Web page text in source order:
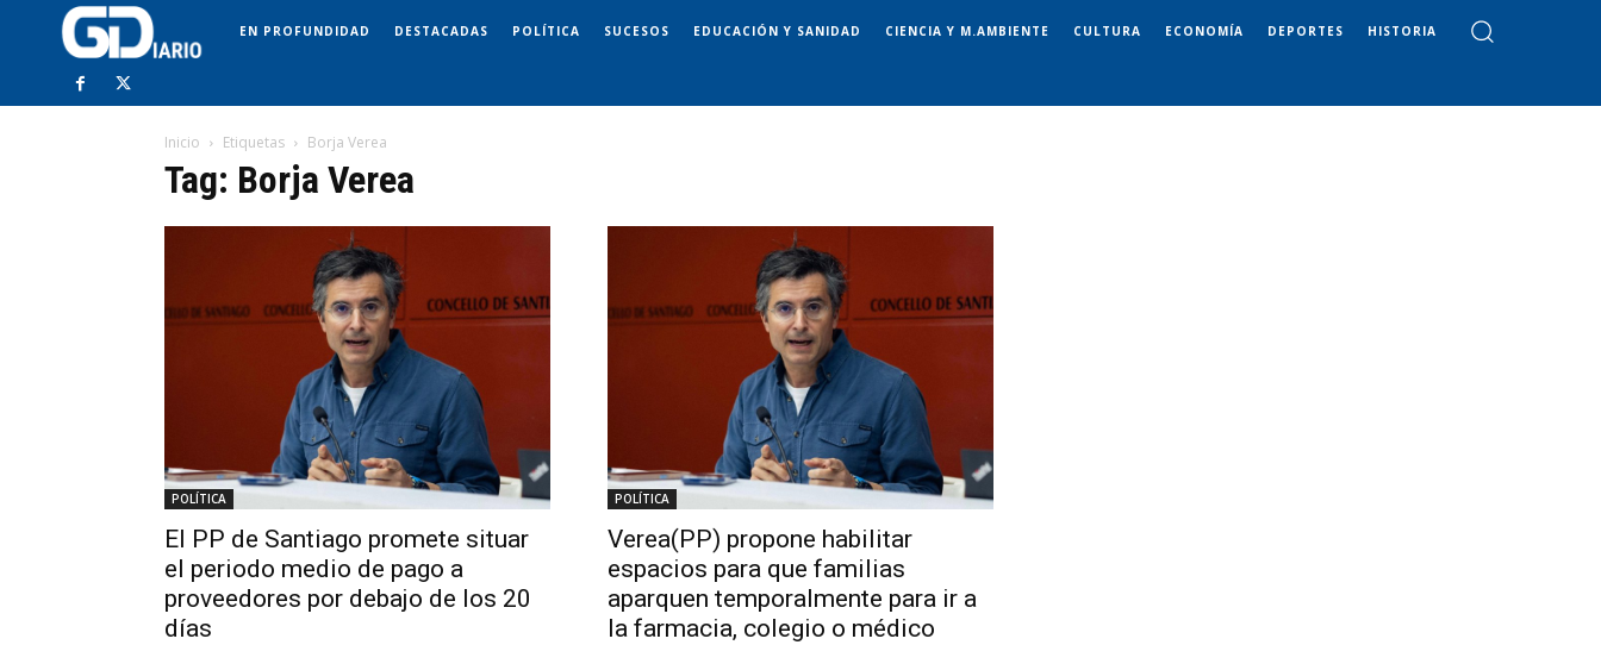
EN PROFUNDIDAD DESTACADAS POLÍTICA SUCESOS EDUCACIÓN Y SANIDAD CIENCIA Y M.AMBIENTE CULTURA ECONOMÍA DEPORTES HISTORIA
Inicio Etiquetas Borja Verea
Tag: Borja Verea
POLÍTICA
El PP de Santiago promete situar
el periodo medio de pago a
proveedores por debajo de los 20
días
POLÍTICA
Verea(PP) propone habilitar
espacios para que familias
aparquen temporalmente para ir a
la farmacia, colegio o médico